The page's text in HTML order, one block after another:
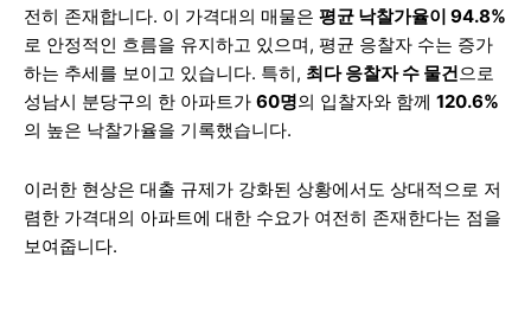
전히 존재합니다. 이 가격대의 매물은 평균 낙찰가율이 94.8%
로 안정적인 흐름을 유지하고 있으며, 평균 응찰자 수는 증가
하는 추세를 보이고 있습니다. 특히, 최다 응찰자 수 물건으로
성남시 분당구의 한 아파트가 60명의 입찰자와 함께 120.6%
의 높은 낙찰가율을 기록했습니다.
이러한 현상은 대출 규제가 강화된 상황에서도 상대적으로 저
렴한 가격대의 아파트에 대한 수요가 여전히 존재한다는 점을
보여줍니다.